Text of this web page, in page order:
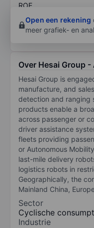
ROE
Open een rekening
meer grafiek- en
Over Hesai Group -
Hesai Group is
manufacture, and
detection and ranging
products enable a
across passenger or
driver assistance
fleets providing
or Autonomous
last-mile delivery
logistics robots in
Geographically, the
Mainland China,
Sector
Cyclische
Industrie